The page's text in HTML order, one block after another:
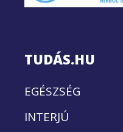
TUDÁS.HU
EGÉSZSÉG
INTERJÚ